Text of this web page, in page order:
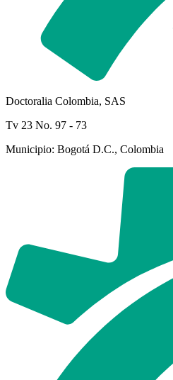
Doctoralia Colombia, SAS
Tv 23 No. 97 - 73
Municipio: Bogotá D.C., Colombia